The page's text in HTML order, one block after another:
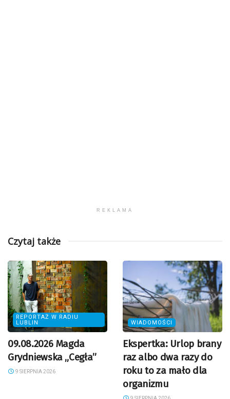
REKLAMA
Czytaj także
REPORTAŻ W RADIU
LUBLIN
09.08.2026 Magda
Grydniewska „Cegła”
9 SIERPNIA 2026
WIADOMOŚCI
Ekspertka: Urlop brany
raz albo dwa razy do
roku to za mało dla
organizmu